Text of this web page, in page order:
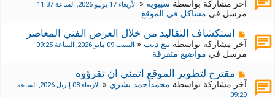
ة
ج
د
د
ة
ر
ك
ة
ج
د
د
ة
آخر مشاركة بواسطة سيبويه« الأربعاء 17 يونيو 2026, الساعة 11:37
مرسل في مشاكل في الموقع
م
ش
ر
ك
ة
ج
استكشاف التقاليد من خلال العرض الفني المعاصر
آخر مشاركة بواسطة بيغ ديب« السبت 09 مايو 2026, الساعة 09:25
مرسل في مواضيع متفرقة
م
ش
ا
مقترح لتطوير الموقع اتمني ان تقرؤوه
آخر مشاركة بواسطة محمدأحمد بشري«
الأربعاء 08 إبريل 2026, الساعة
09:29